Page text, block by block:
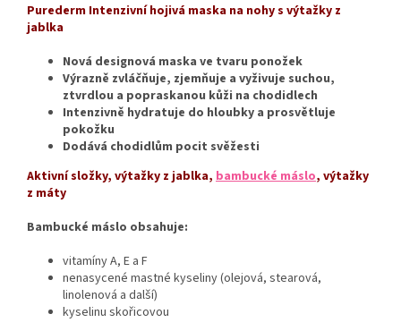
Purederm Intenzivní hojivá maska na nohy s výtažky z
jablka
Nová designová maska ve tvaru ponožek
Výrazně zvláčňuje, zjemňuje a vyživuje suchou,
ztvrdlou a popraskanou kůži na chodidlech
Intenzivně hydratuje do hloubky a prosvětluje
pokožku
Dodává chodidlům pocit svěžesti
Aktivní složky, výtažky z jablka, bambucké máslo, výtažky
z máty
Bambucké máslo obsahuje:
vitamíny A, E a F
nenasycené mastné kyseliny (olejová, stearová,
linolenová a další)
kyselinu skořicovou